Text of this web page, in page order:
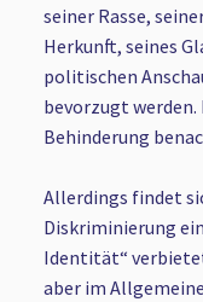
seiner Rasse,
Herkunft, seines
politischen
bevorzugt
Behinderung
Allerdings findet
Diskriminierung
Identität“
aber im